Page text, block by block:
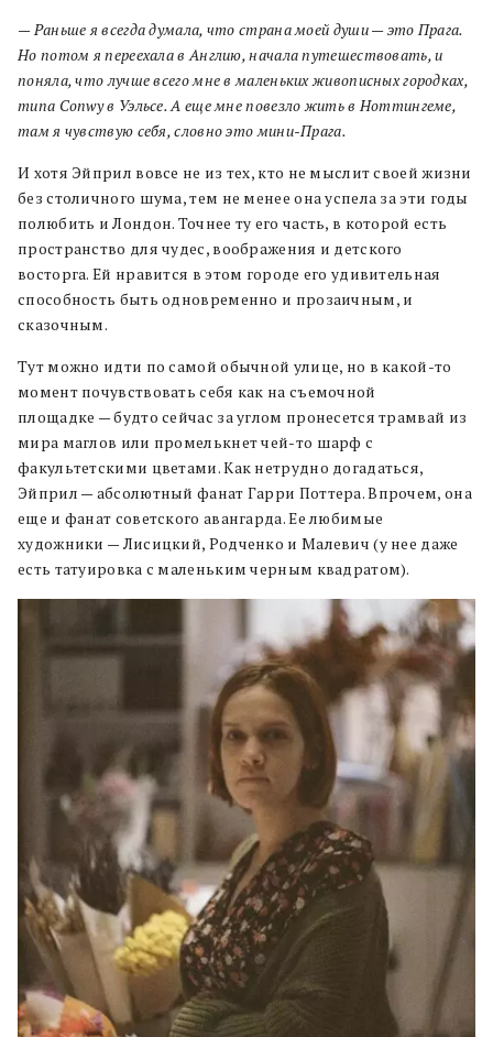
— Раньше я всегда думала, что страна моей души — это Прага.
Но потом я переехала в Англию, начала путешествовать, и
поняла, что лучше всего мне в маленьких живописных городках,
типа Conwy в Уэльсе. А еще мне повезло жить в Ноттингеме,
там я чувствую себя, словно это мини-Прага.
И хотя Эйприл вовсе не из тех, кто не мыслит своей жизни
без столичного шума, тем не менее она успела за эти годы
полюбить и Лондон. Точнее ту его часть, в которой есть
пространство для чудес, воображения и детского
восторга. Ей нравится в этом городе его удивительная
способность быть одновременно и прозаичным, и
сказочным.
Тут можно идти по самой обычной улице, но в какой-то
момент почувствовать себя как на съемочной
площадке — будто сейчас за углом пронесется трамвай из
мира маглов или промелькнет чей-то шарф с
факультетскими цветами. Как нетрудно догадаться,
Эйприл — абсолютный фанат Гарри Поттера. Впрочем, она
еще и фанат советского авангарда. Ее любимые
художники — Лисицкий, Родченко и Малевич (у нее даже
есть татуировка с маленьким черным квадратом).